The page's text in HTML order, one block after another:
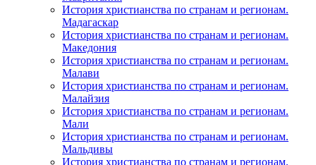
История христианства по странам и регионам.
Мадагаскар
История христианства по странам и регионам.
Македония
История христианства по странам и регионам.
Малави
История христианства по странам и регионам.
Малайзия
История христианства по странам и регионам.
Мали
История христианства по странам и регионам.
Мальдивы
История христианства по странам и регионам.